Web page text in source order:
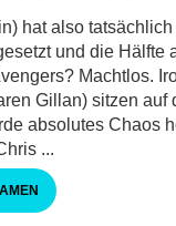
hat also
und die Hälfte
Machtlos.
Gillan) sitzen auf
absolutes Chaos
...